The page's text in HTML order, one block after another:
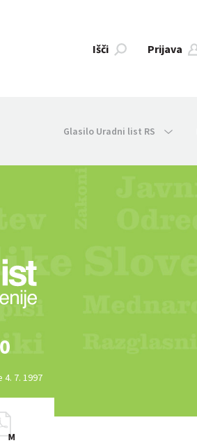
Išči Prijava
Glasilo Uradni list RS
4. 7. 1997